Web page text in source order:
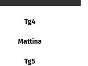
Tg4
Mattina
Tg5